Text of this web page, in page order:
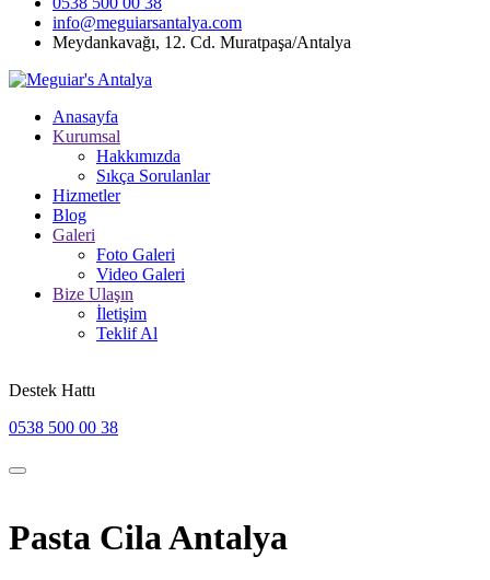
info@meguiarsantalya.com
Meydankavağı, 12. Cd. Muratpaşa/Antalya
Anasayfa
Kurumsal
Hakkımızda
Sıkça Sorulanlar
Hizmetler
Blog
Galeri
Foto Galeri
Video Galeri
Bize Ulaşın
İletişim
Teklif Al
Destek Hattı
0538 500 00 38
Pasta Cila Antalya